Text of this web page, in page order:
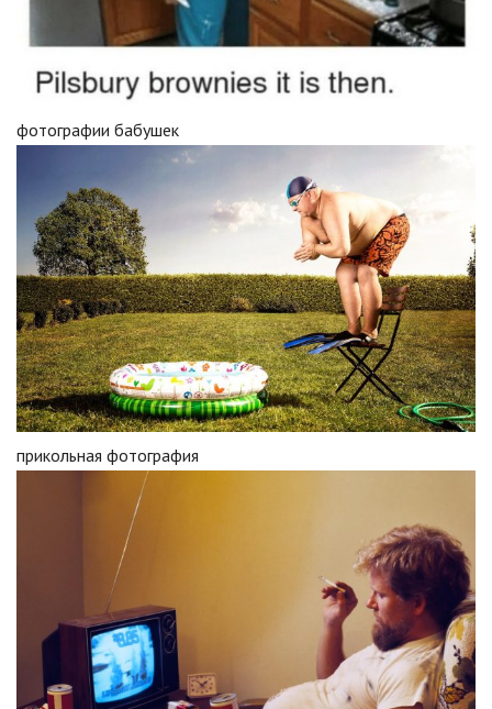
фотографии бабушек
прикольная фотография